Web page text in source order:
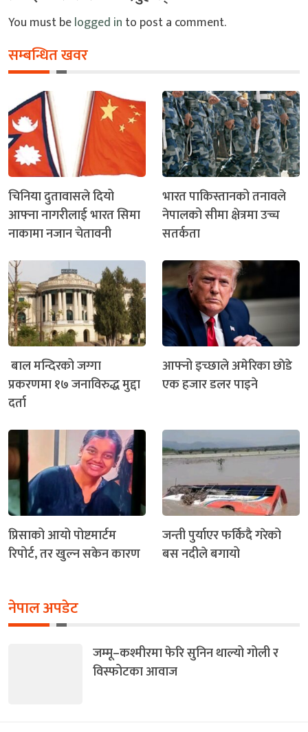
You must belogged in to post a comment.
सम्बन्धित खवर
चिनिया दुतावासले दियो
आफ्ना नागरीलाई भारत सिमा
नाकामा नजान चेतावनी
भारत पाकिस्तानको तनावले
नेपालको सीमा क्षेत्रमा उच्च
सतर्कता
बाल मन्दिरको जग्गा
प्रकरणमा १७ जनाविरुद्ध मुद्दा
दर्ता
आफ्नो इच्छाले अमेरिका छाेडे
एक हजार डलर पाइने
प्रिसाको आयो पोष्टमार्टम
रिपोर्ट, तर खुल्न सकेन कारण
जन्ती पुर्याएर फर्किदै गरेको
बस नदीले बगायो
नेपाल अपडेट
जम्मू–कश्मीरमा फेरि सुनिन थाल्यो गोली र
विस्फोटका आवाज